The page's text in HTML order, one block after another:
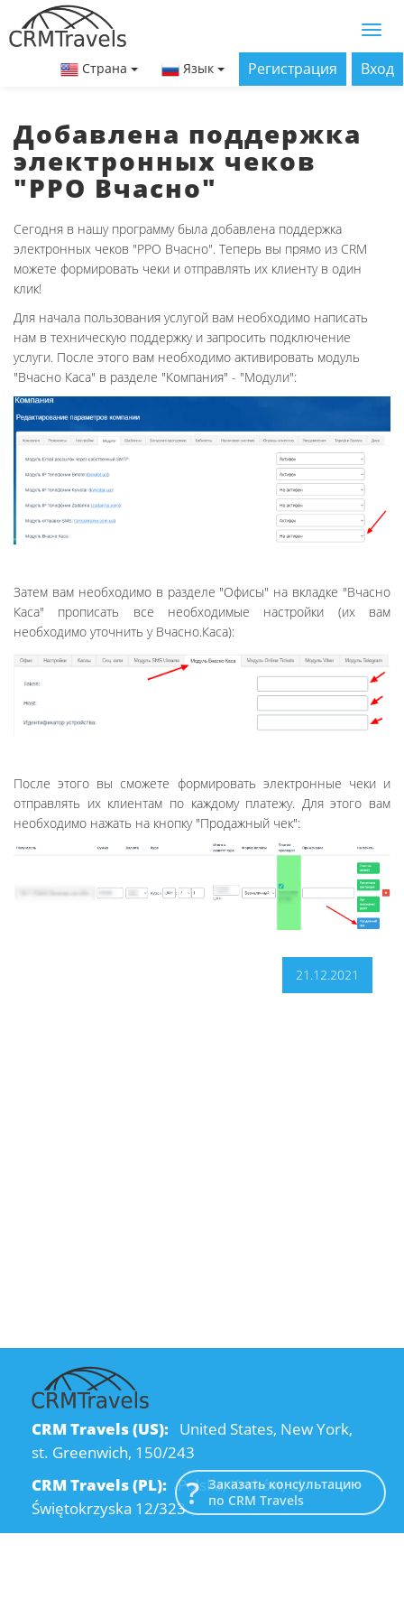
Страна Язык Регистрация Вход
Добавлена поддержка
электронных чеков
"РРО Вчасно"
Сегодня в нашу программу была добавлена поддержка
электронных чеков "РРО Вчасно". Теперь вы прямо из CRM
можете формировать чеки и отправлять их клиенту в один
клик!
Для начала пользования услугой вам необходимо написать
нам в техническую поддержку и запросить подключение
услуги. После этого вам необходимо активировать модуль
"Вчасно Каса" в разделе "Компания" - "Модули":
Затем вам необходимо в разделе "Офисы" на вкладке "Вчасно
Каса" прописать все необходимые настройки (их вам
необходимо уточнить у Вчасно.Каса):
После этого вы сможете формировать электронные чеки и
отправлять их клиентам по каждому платежу. Для этого вам
необходимо нажать на кнопку "Продажный чек":
21.12.2021
CRM Travels (US): United States, New York,
st. Greenwich, 150/243
CRM Travels (PL): Polska, Kraków, ul.
Świętokrzyska 12/323
Заказать консультацию
по CRM Travels